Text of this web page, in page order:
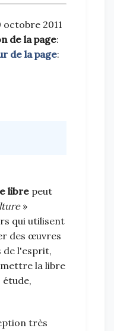
octobre 2011
de la page:
de la page:
libre peut
»
qui utilisent
des œuvres
de l'esprit,
la libre
très